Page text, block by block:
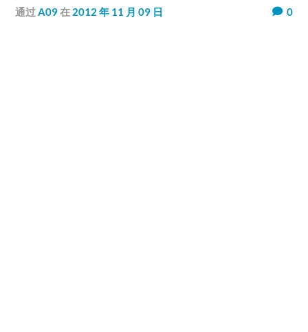
通过A09在 2012 年 11 月 09 日 0